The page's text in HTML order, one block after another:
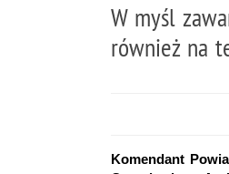
W myśl
również na
Komendant